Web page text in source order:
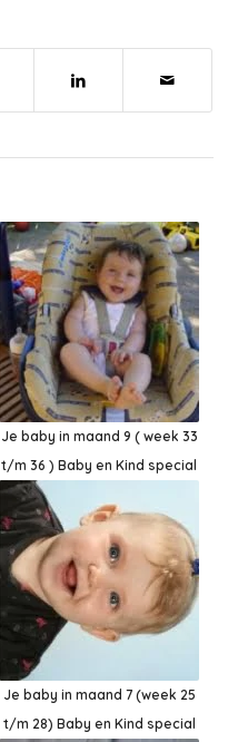
Je baby in maand 9 ( week 33
t/m 36 ) Baby en Kind special
Je baby in maand 7 (week 25
t/m 28) Baby en Kind special